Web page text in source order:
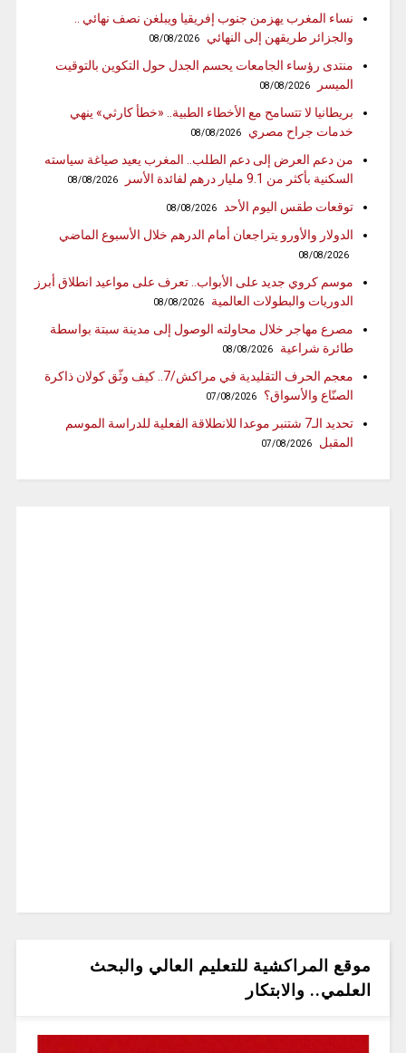
نساء المغرب يهزمن جنوب إفريقيا ويبلغن نصف نهائي ..
والجزائر طريقهن إلى النهائي
08/08/2026
منتدى رؤساء الجامعات يحسم الجدل حول التكوين بالتوقيت
الميسر
08/08/2026
بريطانيا لا تتسامح مع الأخطاء الطبية.. «خطأ كارثي» ينهي
خدمات جراح مصري
08/08/2026
من دعم العرض إلى دعم الطلب.. المغرب يعيد صياغة سياسته
السكنية بأكثر من 9.1 مليار درهم لفائدة الأسر
08/08/2026
توقعات طقس اليوم الأحد 08/08/2026
الدولار والأورو يتراجعان أمام الدرهم خلال الأسبوع الماضي
08/08/2026
موسم كروي جديد على الأبواب.. تعرف على مواعيد انطلاق أبرز
الدوريات والبطولات العالمية
08/08/2026
مصرع مهاجر خلال محاولته الوصول إلى مدينة سبتة بواسطة
طائرة شراعية
08/08/2026
معجم الحرف التقليدية في مراكش/7.. كيف وثّق كولان ذاكرة
الصنّاع والأسواق؟
07/08/2026
تحديد الـ7 شتنبر موعدا للانطلاقة الفعلية للدراسة الموسم
المقبل
07/08/2026
موقع المراكشية للتعليم العالي والبحث
العلمي.. والابتكار